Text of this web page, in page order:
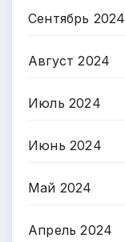
Сентябрь 2024
Август 2024
Июль 2024
Июнь 2024
Май 2024
Апрель 2024